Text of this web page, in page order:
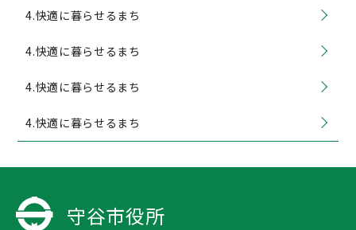
4.快適に暮らせるまち
4.快適に暮らせるまち
4.快適に暮らせるまち
4.快適に暮らせるまち
守谷市役所